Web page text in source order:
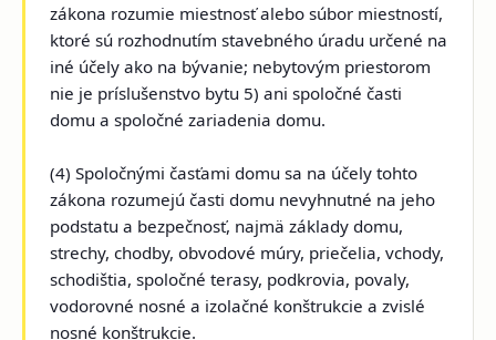
zákona rozumie miestnosť alebo súbor miestností,
ktoré sú rozhodnutím stavebného úradu určené na
iné účely ako na bývanie; nebytovým priestorom
nie je príslušenstvo bytu 5) ani spoločné časti
domu a spoločné zariadenia domu.
(4) Spoločnými časťami domu sa na účely tohto
zákona rozumejú časti domu nevyhnutné na jeho
podstatu a bezpečnosť, najmä základy domu,
strechy, chodby, obvodové múry, priečelia, vchody,
schodištia, spoločné terasy, podkrovia, povaly,
vodorovné nosné a izolačné konštrukcie a zvislé
nosné konštrukcie.